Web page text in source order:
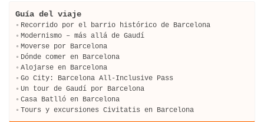
Guía del viaje
Recorrido por el barrio histórico de Barcelona
Modernismo – más allá de Gaudí
Moverse por Barcelona
Dónde comer en Barcelona
Alojarse en Barcelona
Go City: Barcelona All-Inclusive Pass
Un tour de Gaudí por Barcelona
Casa Batlló en Barcelona
Tours y excursiones Civitatis en Barcelona